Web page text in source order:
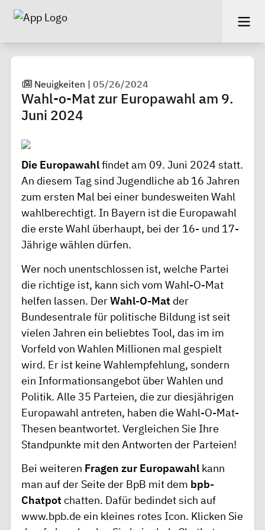
Neuigkeiten |05/26/2024
Wahl-o-Mat zur Europawahl am 9.
Juni 2024
Die Europawahlfindet am 09. Juni 2024 statt.
An diesem Tag sind Jugendliche ab 16 Jahren
zum ersten Mal bei einer bundesweiten Wahl
wahlberechtigt. In Bayern ist die Europawahl
die erste Wahl überhaupt, bei der 16- und 17-
Jährige wählen dürfen.
Wer noch unentschlossen ist, welche Partei
die richtige ist, kann sich vom Wahl-O-Mat
helfen lassen. DerWahl-O-Mat der
Bundesentrale für politische Bildung ist seit
vielen Jahren ein beliebtes Tool, das im im
Vorfeld von Wahlen Millionen mal gespielt
wird. Er ist keine Wahlempfehlung, sondern
ein Informationsangebot über Wahlen und
Politik. Alle 35 Parteien, die zur diesjährigen
Europawahl antreten, haben die Wahl-O-Mat-
Thesen beantwortet. Vergleichen Sie Ihre
Standpunkte mit den Antworten der Parteien!
Bei weiteren Fragen zur Europawahl kann
man auf der Seite der BpB mit dem bpb-
Chatpot chatten. Dafür bedindet sich auf
www.bpb.de ein kleines rotes Icon. Klicken Sie